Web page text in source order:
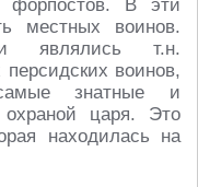
форпостов. В эти
местных воинов.
являлись т.н.
воинов,
знатные и
царя. Это
находилась на